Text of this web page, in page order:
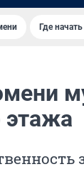
Где
этажа